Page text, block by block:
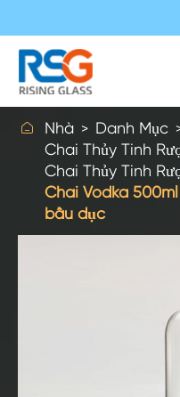
 Nhà
Danh Mục
Chai Thủy Tinh
Chai Thủy Tinh
Chai Vodka
bầu dục